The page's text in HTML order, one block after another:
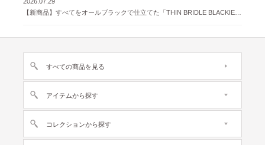
すべての商品を見る
アイテムから探す
コレクションから探す